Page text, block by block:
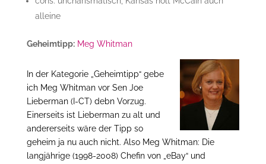
alleine
Geheimtipp: Meg Whitman
In der Kategorie „Geheimtipp“ gebe
ich Meg Whitman vor Sen Joe
Lieberman (I-CT) debn Vorzug.
Einerseits ist Lieberman zu alt und
andererseits wäre der Tipp so
geheim ja nu auch nicht. Also Meg Whitman: Die
langjährige (1998-2008) Chefin von „eBay“ und